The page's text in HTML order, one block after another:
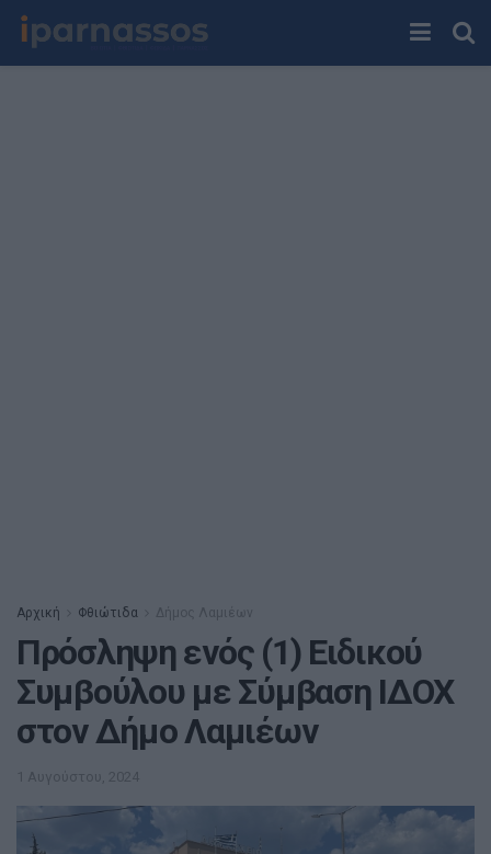
Αρχική Φθιώτιδα Δήμος Λαμιέων
Πρόσληψη ενός (1) Ειδικού
Συμβούλου με Σύμβαση ΙΔΟΧ
στον Δήμο Λαμιέων
1 Αυγούστου, 2024